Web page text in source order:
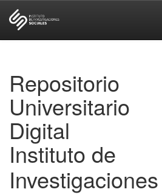
Repositorio
Universitario
Digital
Instituto de